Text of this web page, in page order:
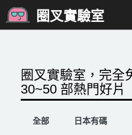
圈叉實驗室
圈叉實驗室，完全
30~50 部熱門好片
全部 日本有碼